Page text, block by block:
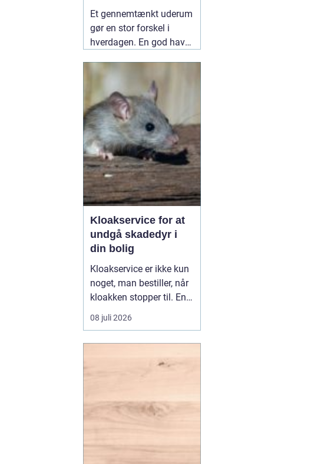
holder i mange år
Et gennemtænkt uderum
gør en stor forskel i
hverdagen. En god have
fællesareal giver ro i
hovedet, plads til
fællesskab og bedre
rammer for både
mennesker og natur.
Mange i og omkring
Odense vælger derfor en
professionel10 juli 2026
Kloakservice for at
undgå skadedyr i
din bolig
Kloakservice er ikke kun
noget, man bestiller, når
kloakken stopper til. En
systematisk
gennemgang af
ikke udvikler sig til større
08 juli 2026